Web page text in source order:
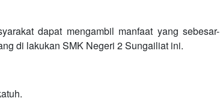
dapat mengambil manfaat yang sebesar-
di lakukan SMK Negeri 2 Sungailiat ini.